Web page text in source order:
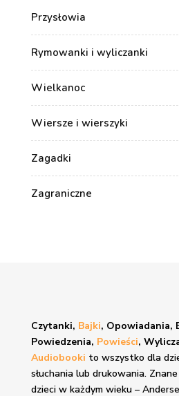
Przysłowia
Rymowanki i wyliczanki
Wielkanoc
Wiersze i wierszyki
Zagadki
Zagraniczne
Czytanki, Bajki, Opowiadania,
Powiedzenia, Powieści,
Audiobooki to wszystko dla
słuchania lub drukowania. Znane
dzieci w każdym wieku –